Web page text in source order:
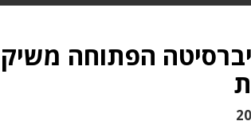
הפתוחה